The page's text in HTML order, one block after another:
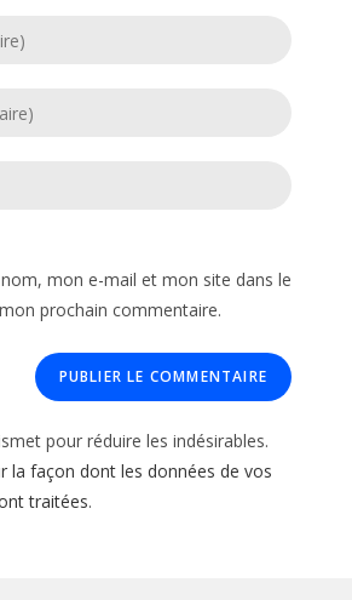
mon e-mail et mon site dans le
prochain commentaire.
pour réduire les indésirables.
la façon dont les données de vos
traitées.